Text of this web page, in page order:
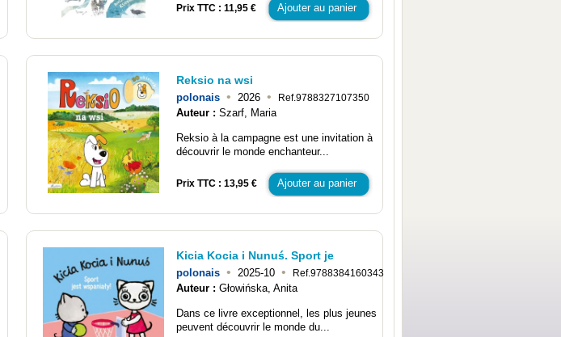
Prix TTC : 11,95 € Ajouter au panier
Reksio na wsi
polonais • 2026 • Ref.9788327107350
Auteur : Szarf, Maria
Reksio à la campagne est une invitation à
découvrir le monde enchanteur...
Prix TTC : 13,95 € Ajouter au panier
Kicia Kocia i Nunuś. Sport je
polonais • 2025-10 • Ref.9788384160343
Auteur : Głowińska, Anita
Dans ce livre exceptionnel, les plus jeunes
peuvent découvrir le monde du...